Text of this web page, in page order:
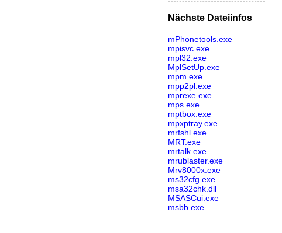
Nächste Dateiinfos
mPhonetools.exe
mpisvc.exe
mpl32.exe
MplSetUp.exe
mpm.exe
mpp2pl.exe
mprexe.exe
mps.exe
mptbox.exe
mpxptray.exe
mrfshl.exe
MRT.exe
mrtalk.exe
mrublaster.exe
Mrv8000x.exe
ms32cfg.exe
msa32chk.dll
MSASCui.exe
msbb.exe